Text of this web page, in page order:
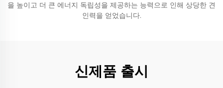
을 높이고 더 큰 에너지 독립성을 제공하는 능력으로 인해 상당한 견
인력을 얻었습니다.
신제품 출시